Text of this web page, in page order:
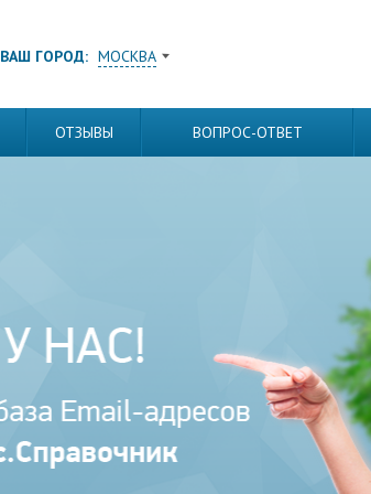
ВАШ ГОРОД: МОСКВА
ОТЗЫВЫ ВОПРОС-ОТВЕТ